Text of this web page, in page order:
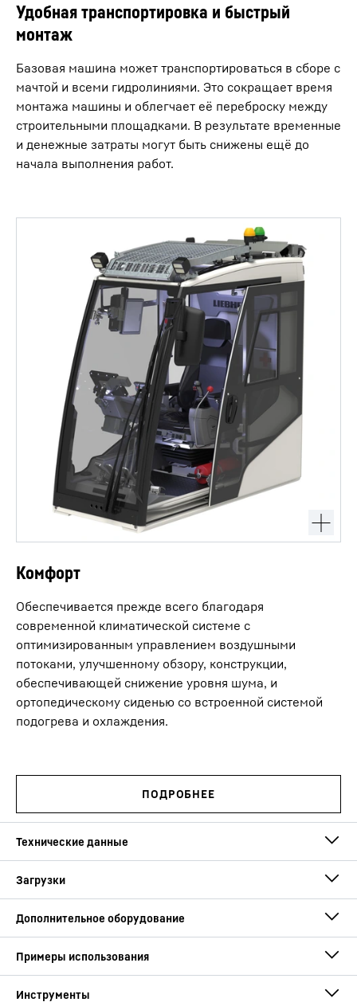
Удобная транспортировка и быстрый
монтаж
Базовая машина может транспортироваться в сборе с
мачтой и всеми гидролиниями. Это сокращает время
монтажа машины и облегчает её переброску между
строительными площадками. В результате временные
и денежные затраты могут быть снижены ещё до
начала выполнения работ.
Комфорт
Обеспечивается прежде всего благодаря
современной климатической системе с
оптимизированным управлением воздушными
потоками, улучшенному обзору, конструкции,
обеспечивающей снижение уровня шума, и
ортопедическому сиденью со встроенной системой
подогрева и охлаждения.
Масса в снаряженном
момент
Technical data – LB 55 drilling rig